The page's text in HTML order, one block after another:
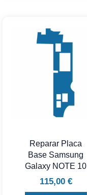
Reparar Placa
Base Samsung
Galaxy NOTE 10
115,00 €